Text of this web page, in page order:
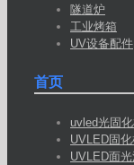
隧道炉
工业烤箱
UV设备配件
首页
uvled光固
UVLED固
UVLED面